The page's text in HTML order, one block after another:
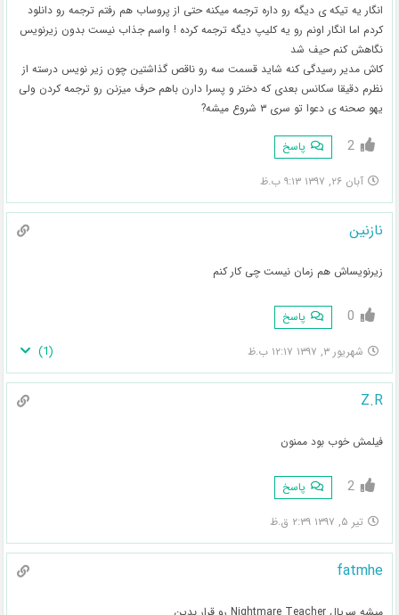
انگار یه تیکه ی دیگه رو داره ترجمه میکنه حتی از پروساب هم رفتم ترجمه رو دانلود
کردم اما انگار اونم رو یه کلیپ دیگه ترجمه کرده ! واسم جذاب نیست بدون زیرنویس
نگاهش کنم حیف شد
کاش مدیر رسیدگی کنه شاید قسمت سه رو ناقص گذاشتین چون زیر نویس درسته از
نظرم دقیقا سکانس بعدی که دختر و پسرا دارن باهم حرف میزنن رو ترجمه کردن ولی
یهو صحنه ی دعوا تو سری ۳ شروع میشه?
2 پاسخ
آبان ۲۶, ۱۳۹۷ ۹:۱۳ ب.ظ
نازنین
زیرنویساش هم زمان نیست چی کار کنم
0 پاسخ
شهریور ۳, ۱۳۹۷ ۱۲:۱۷ ب.ظ (
1
)
Z.R
فیلمش خوب بود ممنون
2 پاسخ
تیر ۵, ۱۳۹۷ ۲:۳۹ ق.ظ
fatmhe